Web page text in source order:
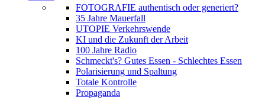
FOTOGRAFIE authentisch oder generiert?
35 Jahre Mauerfall
UTOPIE Verkehrswende
KI und die Zukunft der Arbeit
100 Jahre Radio
Schmeckt's? Gutes Essen - Schlechtes Essen
Polarisierung und Spaltung
Totale Kontrolle
Propaganda